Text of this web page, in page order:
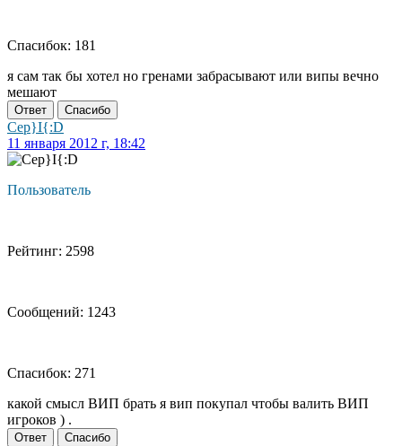
Спасибок: 181
я сам так бы хотел но гренами забрасывают или випы вечно
мешают
Ответ Спасибо
Cep}I{:D
11 января 2012 г, 18:42
Пользователь
Рейтинг: 2598
Сообщений: 1243
Спасибок: 271
какой смысл ВИП брать я вип покупал чтобы валить ВИП
игроков ) .
Ответ Спасибо